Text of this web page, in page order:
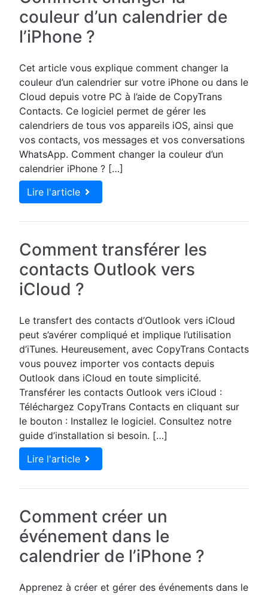
couleur d’un calendrier de
l’iPhone ?
Cet article vous explique comment changer la
couleur d’un calendrier sur votre iPhone ou dans le
Cloud depuis votre PC à l’aide de CopyTrans
Contacts. Ce logiciel permet de gérer les
calendriers de tous vos appareils iOS, ainsi que
vos contacts, vos messages et vos conversations
WhatsApp. Comment changer la couleur d’un
calendrier iPhone ? […]
Lire l'article
Comment transférer les
contacts Outlook vers
iCloud ?
Le transfert des contacts d’Outlook vers iCloud
peut s’avérer compliqué et implique l’utilisation
d’iTunes. Heureusement, avec CopyTrans Contacts
vous pouvez importer vos contacts depuis
Outlook dans iCloud en toute simplicité.
Transférer les contacts Outlook vers iCloud :
Téléchargez CopyTrans Contacts en cliquant sur
le bouton : Installez le logiciel. Consultez notre
guide d’installation si besoin. […]
Lire l'article
Comment créer un
événement dans le
calendrier de l’iPhone ?
Apprenez à créer et gérer des événements dans le